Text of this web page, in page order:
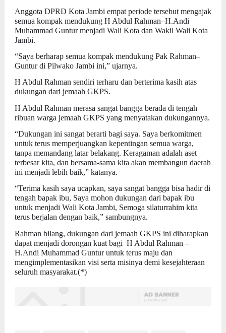
Anggota DPRD Kota Jambi empat periode tersebut mengajak
semua kompak mendukung H Abdul Rahman–H.Andi
Muhammad Guntur menjadi Wali Kota dan Wakil Wali Kota
Jambi.
“Saya berharap semua kompak mendukung Pak Rahman–
Guntur di Pilwako Jambi ini,” ujarnya.
H Abdul Rahman sendiri terharu dan berterima kasih atas
dukungan dari jemaah GKPS.
H Abdul Rahman merasa sangat bangga berada di tengah
ribuan warga jemaah GKPS yang menyatakan dukungannya.
“Dukungan ini sangat berarti bagi saya. Saya berkomitmen
untuk terus memperjuangkan kepentingan semua warga,
tanpa memandang latar belakang. Keragaman adalah aset
terbesar kita, dan bersama-sama kita akan membangun daerah
ini menjadi lebih baik,” katanya.
“Terima kasih saya ucapkan, saya sangat bangga bisa hadir di
tengah bapak ibu, Saya mohon dukungan dari bapak ibu
untuk menjadi Wali Kota Jambi, Semoga silaturrahim kita
terus berjalan dengan baik,” sambungnya.
Rahman bilang, dukungan dari jemaah GKPS ini diharapkan
dapat menjadi dorongan kuat bagi H Abdul Rahman –
H.Andi Muhammad Guntur untuk terus maju dan
mengimplementasikan visi serta misinya demi kesejahteraan
seluruh masyarakat.(*)